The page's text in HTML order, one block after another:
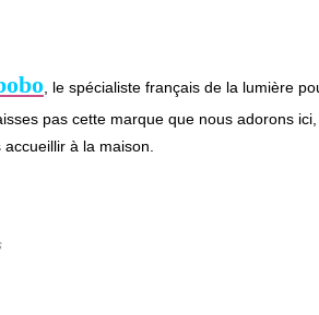
, le spécialiste français de la lumière
pas cette marque que nous adorons ici,
à la maison.